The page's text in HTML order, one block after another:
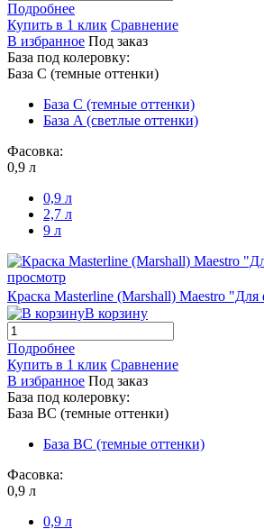
Подробнее
Купить в 1 клик Сравнение
В избранное Под заказ
База под колеровку:
База С (темные оттенки)
База С (темные оттенки)
База A (светлые оттенки)
Фасовка:
0,9 л
0,9 л
2,7 л
9 л
просмотр
Краска Masterline (Marshall) Maestro "Для
В корзину
Подробнее
Купить в 1 клик Сравнение
В избранное Под заказ
База под колеровку:
База BС (темные оттенки)
База BС (темные оттенки)
Фасовка:
0,9 л
0,9 л